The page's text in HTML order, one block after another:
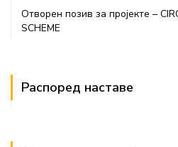
Отворен позив за пројекте –
SCHEME
Распоред наставе